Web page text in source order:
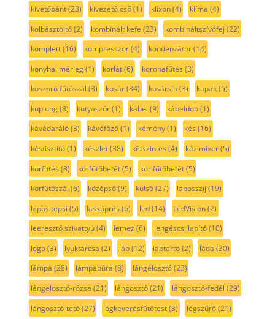
kivetőpánt(23) kivezető cső(1) klixon(4) klíma (4)
kolbásztöltő(2) kombinált kefe (23) kombináltszívófej (22)
komplett(16) kompresszor(4) kondenzátor(14)
konyhai mérleg(1) korlát(6) koronafűtés (3)
koszorú fűtőszál (3) kosár(34) kosársín(3) kupak(5)
kuplung(8) kutyaszőr(1) kábel (9) kábeldob(1)
kávédaráló(3) kávéfőző(1) kémény(1) kés (16)
késtisztító(1) készlet(38) kétszintes (4) kézimixer(5)
körfütés (8) körfűtőbetét(5) kör fűtőbetét(5)
körfűtőszál (6) középső(9) külső(27) laposszíj (19)
lapos tepsi (5) lassúprés (6) led(14) LedVision(2)
leeresztő szivattyú(4) lemez (6) lengéscsillapító(10)
logo(3) lyuktárcsa (2) láb(12) lábtartó(2) láda (30)
lámpa (28) lámpabúra (8) lángelosztó(23)
lángelosztó-rózsa (21) lángosztó(21) lángosztó-fedél (29)
lángosztó-tető(27) légkeverésfűtőtest(3) légszűrő(21)